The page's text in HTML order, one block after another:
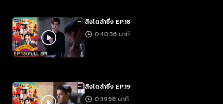
สิงโตลำซิ่ง EP.18
0:40:36 นาที
สิงโตลำซิ่ง EP.19
0:39:58 นาที